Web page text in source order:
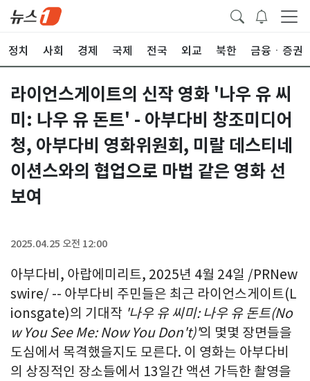
정치 사회 경제 국제 전국 외교 북한 금융ㆍ증권
라이언스게이트의 신작 영화 '나우 유 씨
미: 나우 유 돈트' - 아부다비 창조미디어
청, 아부다비 영화위원회, 미랄 데스티네
이션스와의 협업으로 마법 같은 영화 선
보여
2025.04.25 오전 12:00
아부다비, 아랍에미리트, 2025년 4월 24일 /PRNew
swire/ -- 아부다비 주민들은 최근 라이언스게이트(L
ionsgate)의 기대작 '나우 유 씨미: 나우 유 돈트(No
w You See Me: Now You Don't)'의 몇몇 장면들을
도심에서 목격했을지도 모른다. 이 영화는 아부다비
의 상징적인 장소들에서 13일간 액션 가득한 촬영을